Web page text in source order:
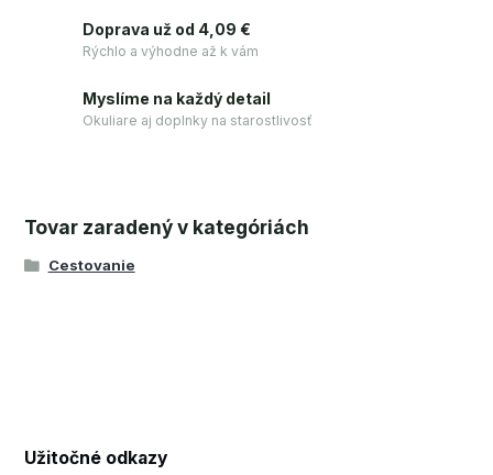
Doprava už od 4,09 €
Rýchlo a výhodne až k vám
Myslíme na každý detail
Okuliare aj doplnky na starostlivosť
Tovar zaradený v kategóriách
Cestovanie
Užitočné odkazy